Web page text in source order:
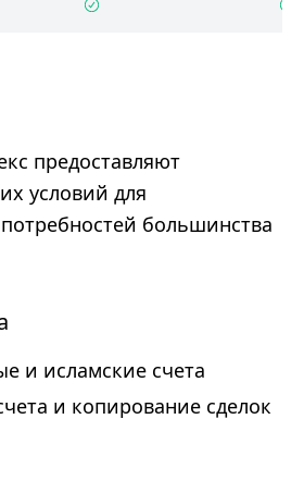
предоставляют
условий для
большинства
и исламские счета
и копирование сделок